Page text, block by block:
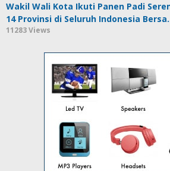
Wakil Wali Kota Ikuti Panen Padi
14 Provinsi di Seluruh Indonesia
11283 Views